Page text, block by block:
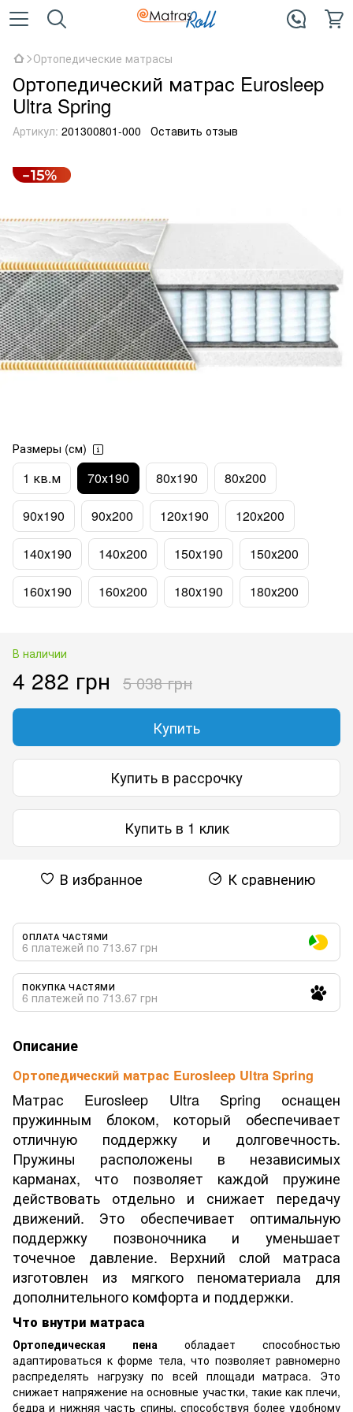
Ортопедические матрасы
Ортопедический матрас Eurosleep
Ultra Spring
Артикул: 201300801-000 Оставить отзыв
Размеры (см)
1 кв.м 70х190 80х190 80х200
90х190 90х200 120х190 120х200
140х190 140х200 150х190 150х200
160х190 160х200 180х190 180х200
В наличии
4 282 грн 5 038 грн
Купить
Купить в рассрочку
Купить в 1 клик
В избранное К сравнению
ОПЛАТА ЧАСТЯМИ
6 платежей по 713.67 грн
ПОКУПКА ЧАСТЯМИ
6 платежей по 713.67 грн
Описание
Ортопедический матрас Eurosleep Ultra Spring
Матрас Eurosleep Ultra Spring оснащен
пружинным блоком, который обеспечивает
отличную поддержку и долговечность.
Пружины расположены в независимых
карманах, что позволяет каждой пружине
действовать отдельно и снижает передачу
движений. Это обеспечивает оптимальную
поддержку позвоночника и уменьшает
точечное давление. Верхний слой матраса
изготовлен из мягкого пеноматериала для
дополнительного комфорта и поддержки.
Что внутри матраса
Ортопедическая пена обладает способностью
адаптироваться к форме тела, что позволяет равномерно
распределять нагрузку по всей площади матраса. Это
снижает напряжение на основные участки, такие как плечи,
бедра и нижняя часть спины, способствуя более удобному